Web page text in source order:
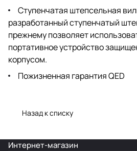
Ступенчатая штепсельная
разработанный ступенчатый
прежнему позволяет
портативное устройство
корпусом.
Пожизненная гарантия QED
Назад к списку
Интернет-магазин